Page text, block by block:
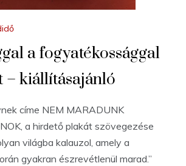
a fogyatékossággal
– kiállításajánló
címe NEM MARADUNK
a hirdető plakát szövegezése
világba kalauzol, amely a
gyakran észrevétlenül marad.”